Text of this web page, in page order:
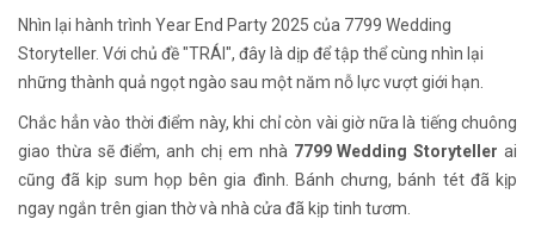
Nhìn lại hành trình Year End Party 2025 của 7799 Wedding
Storyteller. Với chủ đề "TRÁI", đây là dịp để tập thể cùng nhìn lại
những thành quả ngọt ngào sau một năm nỗ lực vượt giới hạn.
Chắc hẳn vào thời điểm này, khi chỉ còn vài giờ nữa là tiếng chuông
giao thừa sẽ điểm, anh chị em nhà 7799 Wedding Storyteller ai
cũng đã kịp sum họp bên gia đình. Bánh chưng, bánh tét đã kịp
ngay ngắn trên gian thờ và nhà cửa đã kịp tinh tươm.